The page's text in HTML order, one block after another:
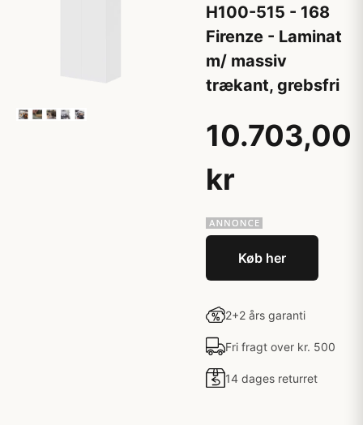
H100-515 - 168
Firenze - Laminat
m/ massiv
trækant, grebsfri
10.703,00
kr
Køb her
2+2 års garanti
Fri fragt over kr. 500
14 dages returret